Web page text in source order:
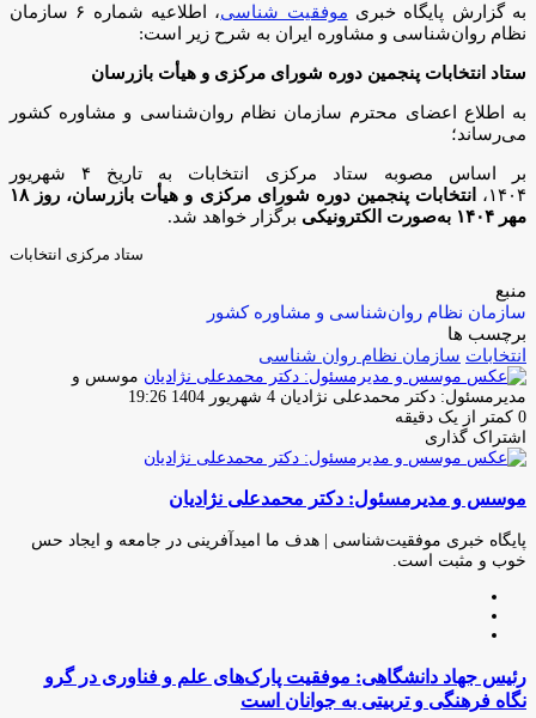
به گزارش پایگاه خبری موفقیت شناسی
، اطلاعیه شماره ۶ سازمان
نظام روان‌شناسی و مشاوره ایران به شرح زیر است:
ستاد انتخابات پنجمین دوره شورای مرکزی و هیأت بازرسان
به اطلاع اعضای محترم سازمان نظام روان‌شناسی و مشاوره کشور
می‌رساند؛
بر اساس مصوبه ستاد مرکزی انتخابات به تاریخ ۴ شهریور
۱۴۰۴،
انتخابات پنجمین دوره شورای مرکزی و هیأت بازرسان، روز ۱۸
مهر ۱۴۰۴ به‌صورت الکترونیکی
برگزار خواهد شد.
ستاد مرکزی انتخابات
منبع
سازمان نظام روان‌شناسی و مشاوره کشور
برچسب ها
انتخابات سازمان نظام روان شناسی
موسس و
مدیرمسئول: دکتر محمدعلی نژادیان ارسال
4 شهریور 1404 19:26
0 کمتر از یک دقیقه
اشتراک گذاری
فیس
توئیتر
لینکدین
واتس
تلگرام
اشتراک
از
ایمیل
چاپ
موسس و مدیرمسئول: دکتر محمدعلی نژادیان
پایگاه خبری موفقیت‌شناسی | هدف ما امیدآفرینی در جامعه و ایجاد حس
خوب و مثبت است.
رئیس
جهاد
رئیس جهاد دانشگاهی: موفقیت پارک‌های علم و فناوری در گرو
نگاه فرهنگی و تربیتی به جوانان است